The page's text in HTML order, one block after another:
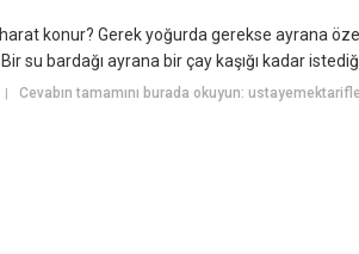
konur? Gerek yoğurda gerekse ayrana
su bardağı ayrana bir çay kaşığı kadar
| Cevabın tamamını burada okuyun: